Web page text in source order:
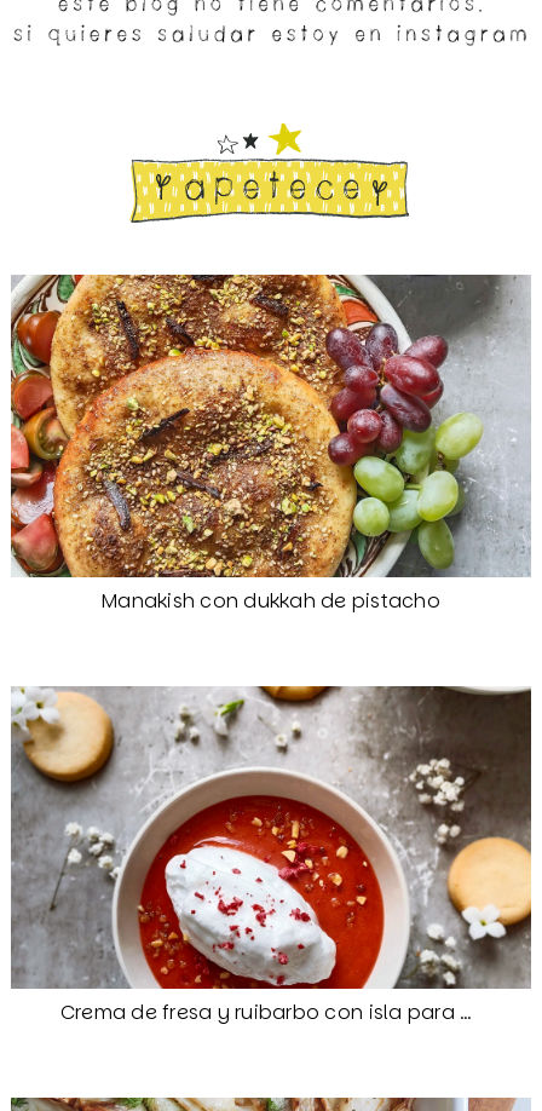
Manakish con dukkah de pistacho
Crema de fresa y ruibarbo con isla para Camille